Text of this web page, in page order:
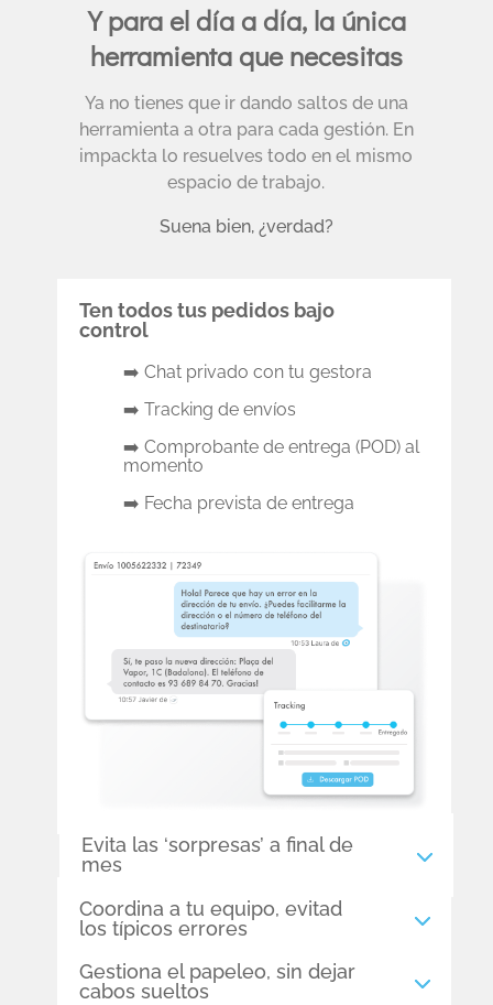
Y para el día a día, la única
herramienta que necesitas
Ya no tienes que ir dando saltos de una
herramienta a otra para cada gestión. En
impackta lo resuelves todo en el mismo
espacio de trabajo.
Suena bien, ¿verdad?
Ten todos tus pedidos bajo
control
➡️ Chat privado con tu gestora
➡️ Tracking de envíos
➡️ Comprobante de entrega (POD) al
momento
➡️ Fecha prevista de entrega
Evita las ‘sorpresas’ a final de
mes
Coordina a tu equipo, evitad
los típicos errores
Gestiona el papeleo, sin dejar
cabos sueltos